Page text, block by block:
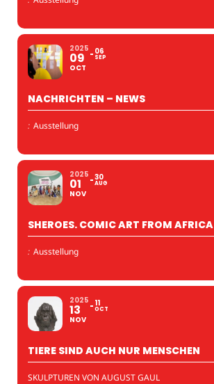
2025
09
OCT
06
SEP
NACHRICHTEN – NEWS
: Ausstellung
2025
01
NOV
30
AUG
SHEROES. COMIC ART FROM AFRICA
: Ausstellung
2025
13
NOV
11
OCT
TIERE SIND AUCH NUR MENSCHEN
SKULPTUREN VON AUGUST GAUL